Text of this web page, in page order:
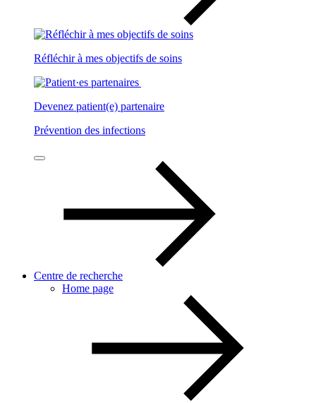
Réfléchir à mes objectifs de soins
Devenez patient(e) partenaire
Prévention des infections
Centre de recherche
Home page